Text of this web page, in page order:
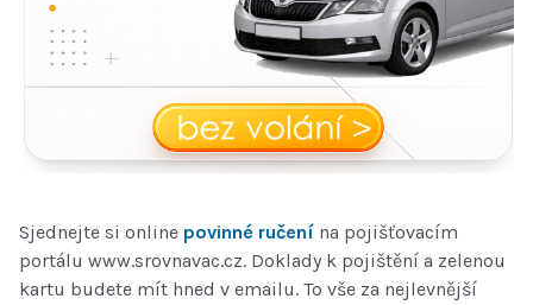
Sjednejte si online povinné ručení na pojišťovacím
portálu www.srovnavac.cz. Doklady k pojištění a zelenou
kartu budete mít hned v emailu. To vše za nejlevnější